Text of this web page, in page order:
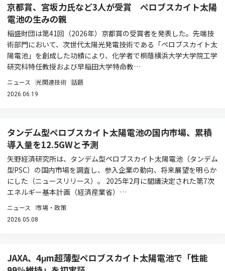
京都賞、宮坂力氏など3人が受賞 ペロブスカイト太陽
電池の生みの親
稲盛財団は第41回（2026年）京都賞の受賞者を発表した。先端技
術部門において、次世代太陽光発電技術である「ペロブスカイト太
陽電池」を創成した功績により、化学者で桐蔭横浜大学大学院工学
研究科特任教授および早稲田大学特命教…
ニュース 光関連技術 話題
2026.06.19
タンデム型ペロブスカイト太陽電池の国内市場、累積
導入量を12.5GWと予測
矢野経済研究所は、タンデム型ペロブスカイト太陽電池（タンデム
型PSC）の国内市場を調査し、参入企業の動向、将来展望を明らか
にした（ニュースリリース）。 2025年2月に閣議決定された第7次
エネルギー基本計画（経済産業省）…
ニュース 市場・政策
2026.05.08
JAXA、4μm超薄型ペロブスカイト太陽電池で「性能